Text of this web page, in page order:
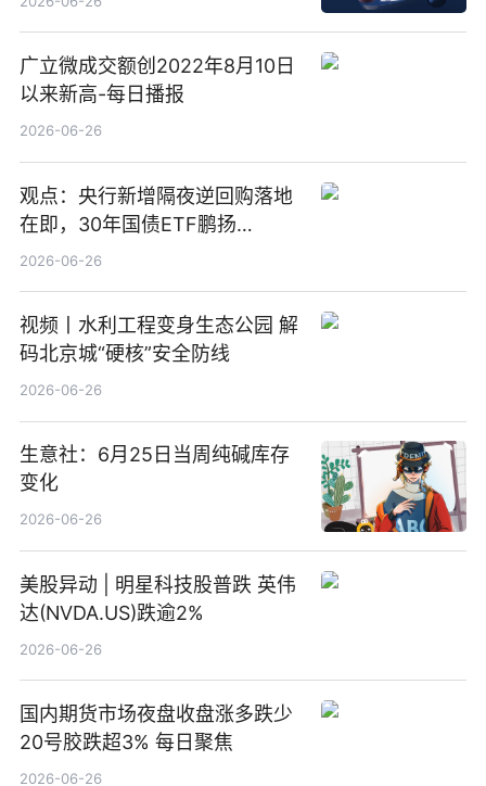
广立微成交额创2022年8月10日
以来新高-每日播报
2026-06-26
观点：央行新增隔夜逆回购落地
在即，30年国债ETF鹏扬
(511090) 盘中小幅上涨
2026-06-26
视频丨水利工程变身生态公园 解
码北京城“硬核”安全防线
2026-06-26
生意社：6月25日当周纯碱库存
变化
2026-06-26
美股异动 | 明星科技股普跌 英伟
达(NVDA.US)跌逾2%
2026-06-26
国内期货市场夜盘收盘涨多跌少
20号胶跌超3% 每日聚焦
2026-06-26